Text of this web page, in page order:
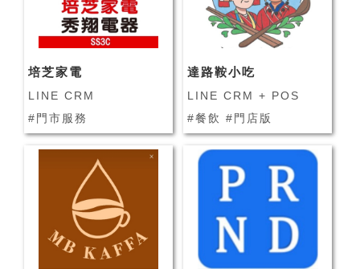
培芝家電
LINE CRM
#門市服務
達路鞍小吃
LINE CRM + POS
#餐飲 #門店版